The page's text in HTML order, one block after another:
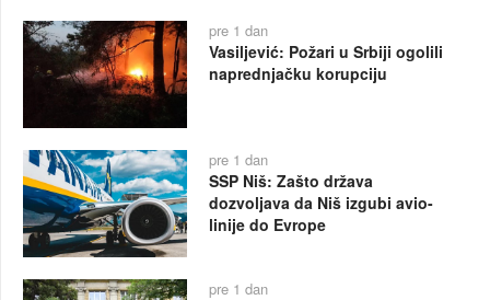
pre 1 dan
Vasiljević: Požari u Srbiji ogolili
naprednjačku korupciju
pre 1 dan
SSP Niš: Zašto država
dozvoljava da Niš izgubi avio-
linije do Evrope
pre 1 dan